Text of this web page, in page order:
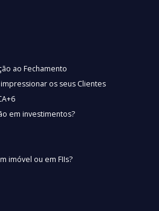
ao Fechamento
os seus Clientes
em investimentos?
imóvel ou em FIIs?